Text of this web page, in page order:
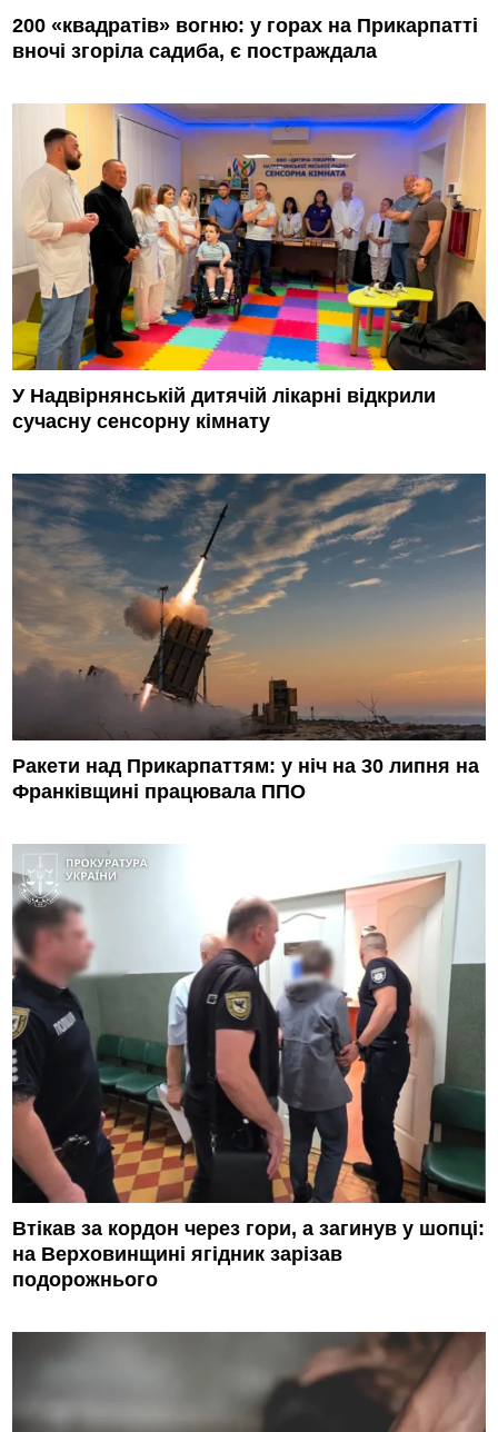
200 «квадратів» вогню: у горах на Прикарпатті
вночі згоріла садиба, є постраждала
У Надвірнянській дитячій лікарні відкрили
сучасну сенсорну кімнату
Ракети над Прикарпаттям: у ніч на 30 липня на
Франківщині працювала ППО
Втікав за кордон через гори, а загинув у шопці:
на Верховинщині ягідник зарізав
подорожнього